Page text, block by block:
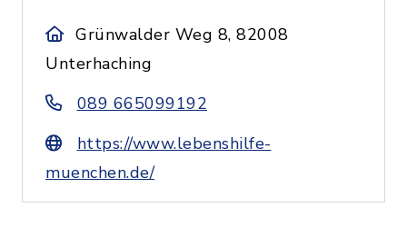
Grünwalder Weg 8, 82008
Unterhaching
089 665099192
https://www.lebenshilfe-
muenchen.de/